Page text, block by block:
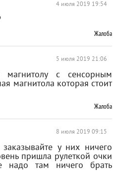
4 июля 2019 19:54
Жалоба
5 июля 2019 21:06
с сенсорным
магнитола которая стоит
Жалоба
8 июля 2019 09:15
у них ничего
пришла рулеткой очки
надо там ничего брать